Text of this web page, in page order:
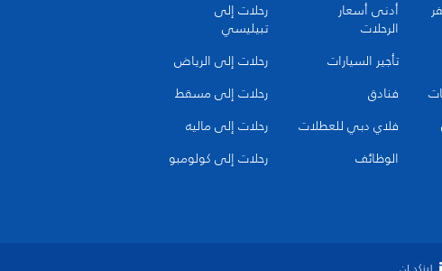
أدنى أسعار
الرحلات
تأجير السيارات
فنادق
فلاي دبي للعطلات
الوظائف
رحلات إلى
تبيليسي
رحلات إلى الرياض
رحلات إلى مسقط
رحلات إلى ماليه
رحلات إلى كولومبو